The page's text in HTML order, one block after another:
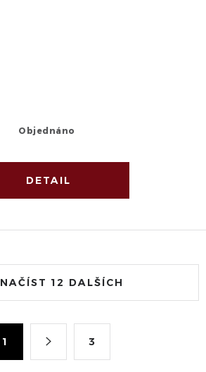
Objednáno
NAČÍST 12 DALŠÍCH
1 3